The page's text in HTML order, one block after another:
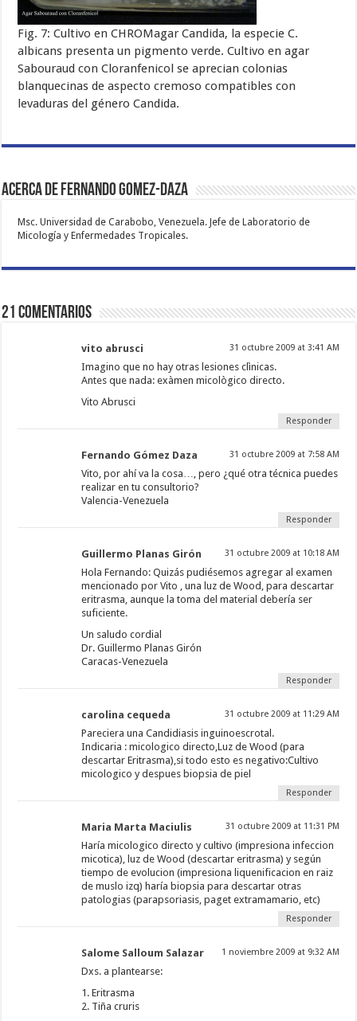
Fig. 7: Cultivo en CHROMagar Candida, la especie C.
albicans presenta un pigmento verde. Cultivo en agar
Sabouraud con Cloranfenicol se aprecian colonias
blanquecinas de aspecto cremoso compatibles con
levaduras del género Candida.
Acerca de Fernando Gomez-Daza
Msc. Universidad de Carabobo, Venezuela. Jefe de Laboratorio de
Micología y Enfermedades Tropicales.
21 comentarios
vito abrusci 31 octubre 2009 at 3:41 AM
Imagino que no hay otras lesiones clìnicas.
Antes que nada: exàmen micològico directo.
Vito Abrusci
Responder
Fernando Gómez Daza 31 octubre 2009 at 7:58 AM
Vito, por ahí va la cosa…, pero ¿qué otra técnica puedes
realizar en tu consultorio?
Valencia-Venezuela
Responder
Guillermo Planas Girón 31 octubre 2009 at 10:18 AM
Hola Fernando: Quizás pudiésemos agregar al examen
mencionado por Vito , una luz de Wood, para descartar
eritrasma, aunque la toma del material debería ser
suficiente.
Un saludo cordial
Dr. Guillermo Planas Girón
Caracas-Venezuela
Responder
carolina cequeda 31 octubre 2009 at 11:29 AM
Pareciera una Candidiasis inguinoescrotal.
Indicaria : micologico directo,Luz de Wood (para
descartar Eritrasma),si todo esto es negativo:Cultivo
micologico y despues biopsia de piel
Responder
Maria Marta Maciulis 31 octubre 2009 at 11:31 PM
Haría micologico directo y cultivo (impresiona infeccion
micotica), luz de Wood (descartar eritrasma) y según
tiempo de evolucion (impresiona liquenificacion en raiz
de muslo izq) haría biopsia para descartar otras
patologias (parapsoriasis, paget extramamario, etc)
Responder
Salome Salloum Salazar 1 noviembre 2009 at 9:32 AM
Dxs. a plantearse:
1. Eritrasma
2. Tiña cruris